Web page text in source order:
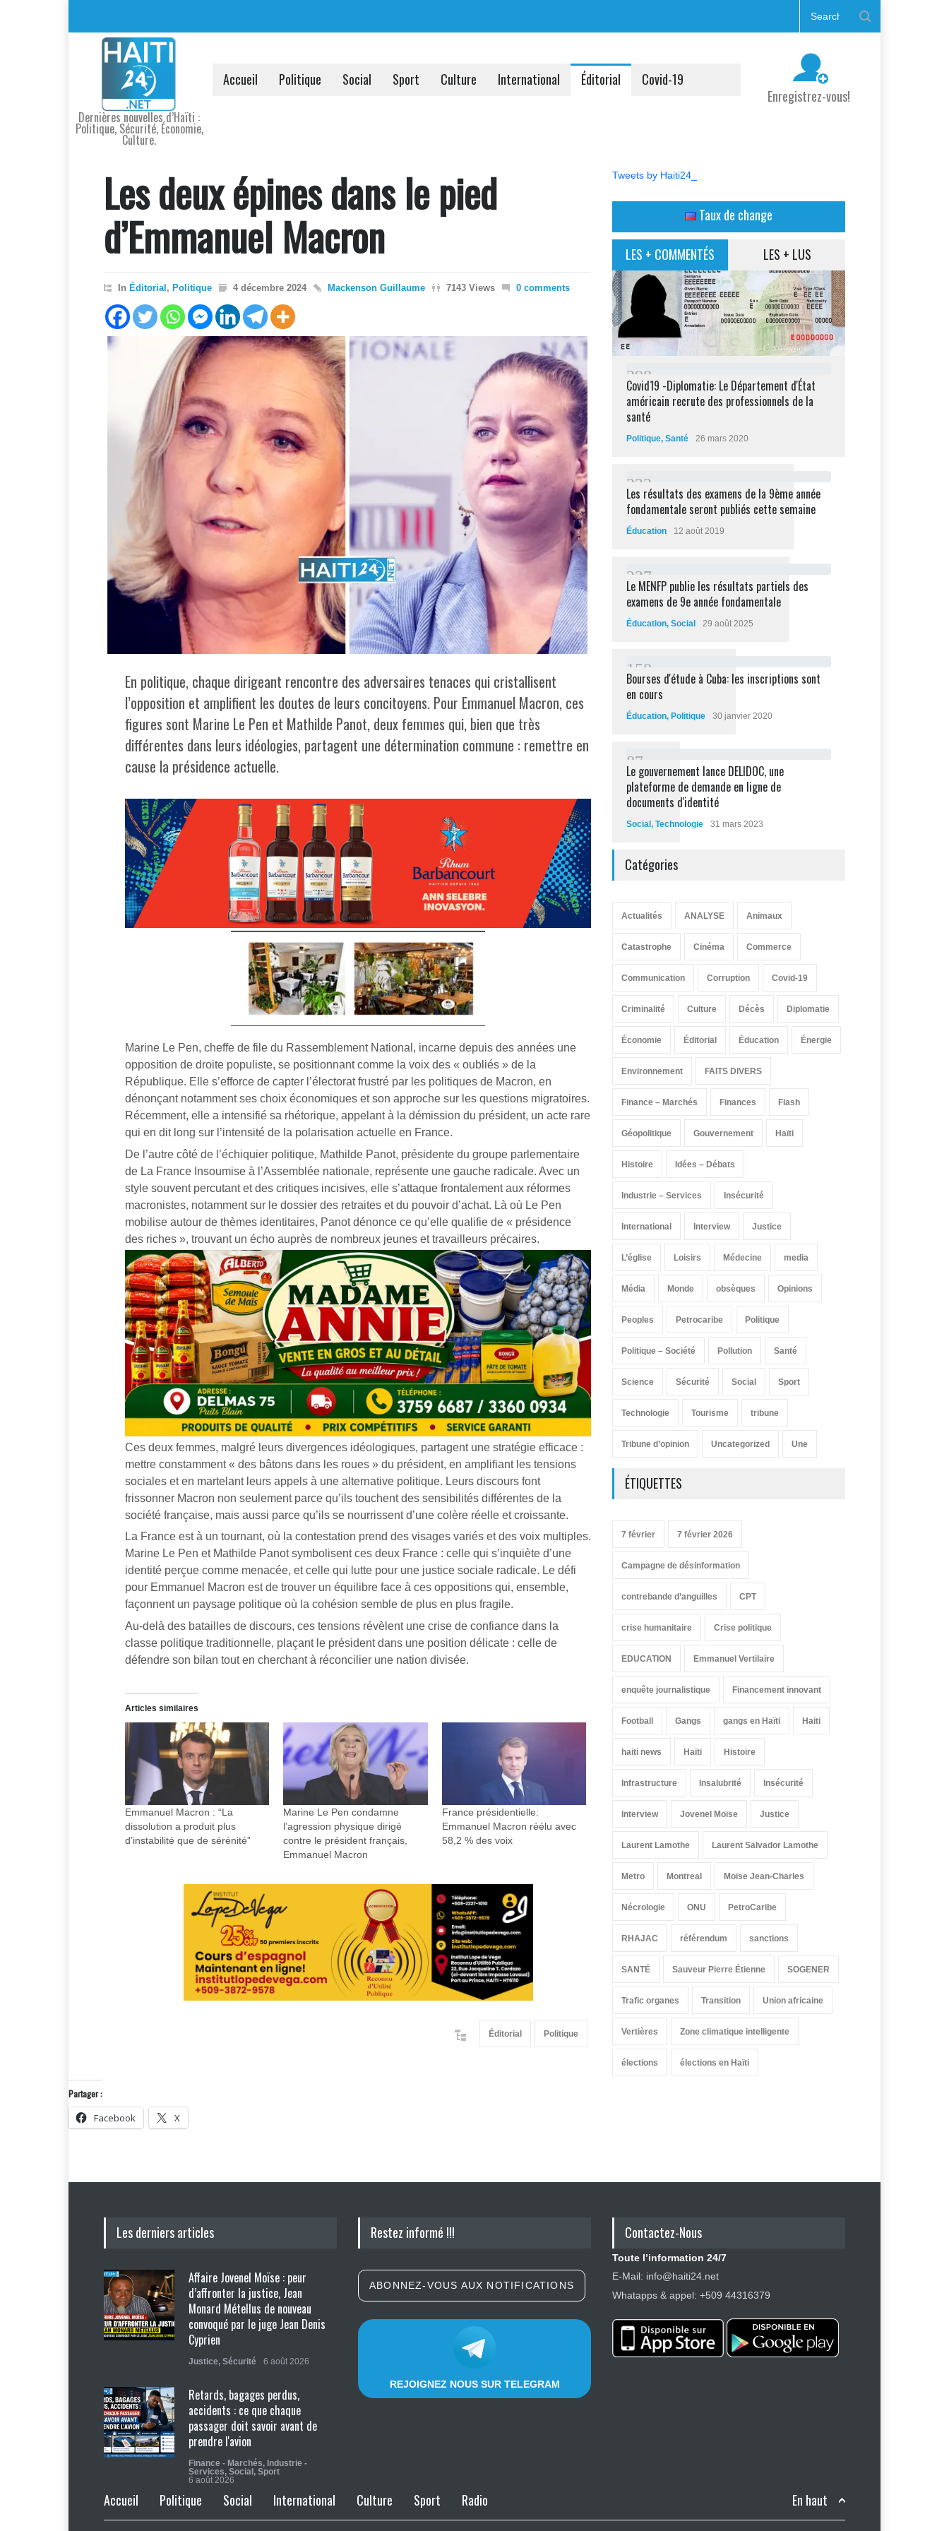
Dernières nouvelles d’Haïti :
Politique, Sécurité, Économie,
Culture.
Accueil Politique Social Sport Culture International Éditorial
Covid-19
Enregistrez-vous!
Les deux épines dans le pied
d’Emmanuel Macron
In Éditorial , Politique 4 décembre 2024 Mackenson Guillaume 7143 Views 0 comments
En politique, chaque dirigeant rencontre des adversaires tenaces qui cristallisent
l’opposition et amplifient les doutes de leurs concitoyens. Pour Emmanuel Macron, ces
figures sont Marine Le Pen et Mathilde Panot, deux femmes qui, bien que très
différentes dans leurs idéologies, partagent une détermination commune : remettre en
cause la présidence actuelle.
Marine Le Pen, cheffe de file du Rassemblement National, incarne depuis des années une
opposition de droite populiste, se positionnant comme la voix des « oubliés » de la
République. Elle s’efforce de capter l’électorat frustré par les politiques de Macron, en
dénonçant notamment ses choix économiques et son approche sur les questions migratoires.
Récemment, elle a intensifié sa rhétorique, appelant à la démission du président, un acte rare
qui en dit long sur l’intensité de la polarisation actuelle en France.
De l’autre côté de l’échiquier politique, Mathilde Panot, présidente du groupe parlementaire
de La France Insoumise à l’Assemblée nationale, représente une gauche radicale. Avec un
style souvent percutant et des critiques incisives, elle s’attaque frontalement aux réformes
macronistes, notamment sur le dossier des retraites et du pouvoir d’achat. Là où Le Pen
mobilise autour de thèmes identitaires, Panot dénonce ce qu’elle qualifie de « présidence
des riches », trouvant un écho auprès de nombreux jeunes et travailleurs précaires.
Ces deux femmes, malgré leurs divergences idéologiques, partagent une stratégie efficace :
mettre constamment « des bâtons dans les roues » du président, en amplifiant les tensions
sociales et en martelant leurs appels à une alternative politique. Leurs discours font
frissonner Macron non seulement parce qu’ils touchent des sensibilités différentes de la
société française, mais aussi parce qu’ils se nourrissent d’une colère réelle et croissante.
La France est à un tournant, où la contestation prend des visages variés et des voix multiples.
Marine Le Pen et Mathilde Panot symbolisent ces deux France : celle qui s’inquiète d’une
identité perçue comme menacée, et celle qui lutte pour une justice sociale radicale. Le défi
pour Emmanuel Macron est de trouver un équilibre face à ces oppositions qui, ensemble,
façonnent un paysage politique où la cohésion semble de plus en plus fragile.
Au-delà des batailles de discours, ces tensions révèlent une crise de confiance dans la
classe politique traditionnelle, plaçant le président dans une position délicate : celle de
défendre son bilan tout en cherchant à réconcilier une nation divisée.
Articles similaires
Emmanuel Macron : “La
dissolution a produit plus
d’instabilité que de sérénité”
Marine Le Pen condamne
l’agression physique dirigé
contre le président français,
Emmanuel Macron
France présidentielle:
Emmanuel Macron réélu avec
58,2 % des voix
Éditorial Politique
Tweets by Haiti24_
Taux de change
LES + COMMENTÉS LES + LUS
298
Covid19 -Diplomatie: Le Département d'État
américain recrute des professionnels de la
santé
Politique, Santé 26 mars 2020
232
Les résultats des examens de la 9ème année
fondamentale seront publiés cette semaine
Éducation 12 août 2019
227
Le MENFP publie les résultats partiels des
examens de 9e année fondamentale
Éducation, Social 29 août 2025
1 58
Bourses d'étude à Cuba: les inscriptions sont
en cours
Éducation, Politique 30 janvier 2020
87
Le gouvernement lance DELIDOC, une
plateforme de demande en ligne de
documents d'identité
Social , Technologie 31 mars 2023
Catégories
Actualités ANALYSE Animaux
Catastrophe Cinéma Commerce
Communication Corruption Covid-19
Criminalité Culture Décès Diplomatie
Économie Éditorial Éducation Énergie
Environnement FAITS DIVERS
Finance – Marchés Finances Flash
Géopolitique Gouvernement Haïti
Histoire Idées – Débats
Industrie – Services Insécurité
International Interview Justice
L’église Loisirs Médecine media
Média Monde obsèques Opinions
Peoples Petrocaribe Politique
Politique – Société Pollution Santé
Science Sécurité Social Sport
Technologie Tourisme tribune
Tribune d’opinion Uncategorized Une
ÉTIQUETTES
7 février 7 février 2026
Campagne de désinformation
contrebande d’anguilles CPT
crise humanitaire Crise politique
EDUCATION Emmanuel Vertilaire
enquête journalistique Financement innovant
Football Gangs gangs en Haïti Haiti
haiti news Haïti Histoire
Infrastructure Insalubrité Insécurité
Interview Jovenel Moïse Justice
Laurent Lamothe Laurent Salvador Lamothe
Metro Montreal Moïse Jean-Charles
Nécrologie ONU PetroCaribe
RHAJAC référendum sanctions
SANTÉ Sauveur Pierre Étienne SOGENER
Trafic organes Transition Union africaine
Vertières Zone climatique intelligente
élections élections en Haïti
Partager :
Facebook X
Les derniers articles
Affaire Jovenel Moïse : peur
d’affronter la justice, Jean
Monard Métellus de nouveau
convoqué par le juge Jean Denis
Cyprien
Justice, Sécurité 6 août 2026
Retards, bagages perdus,
accidents : ce que chaque
passager doit savoir avant de
prendre l'avion
Finance - Marchés, Industrie -
Services, Social , Sport
6 août 2026
Haïti : Sandra Paulemon appelle à
Restez informé !!!
ABONNEZ-VOUS AUX NOTIFICATIONS
Contactez-Nous
Toute l’information 24/7
E-Mail: info@haiti24.net
Whatapps & appel: +509 44316379
REJOIGNEZ NOUS SUR TELEGRAM
Accueil Politique Social International Culture Sport Radio En haut